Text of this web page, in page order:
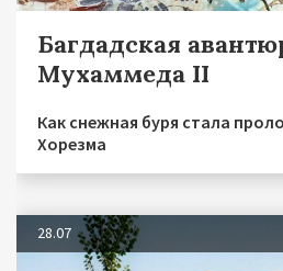
Багдадская
Мухаммеда II
Как снежная буря стала
Хорезма
28.07